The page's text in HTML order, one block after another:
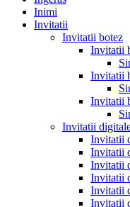
Inimi
Invitatii
Invitatii botez
Invitatii
Invitatii
Invitatii
Invitatii
Invitatii
Invitatii
Invitatii
Invitatii
Invitatii
Invitatii